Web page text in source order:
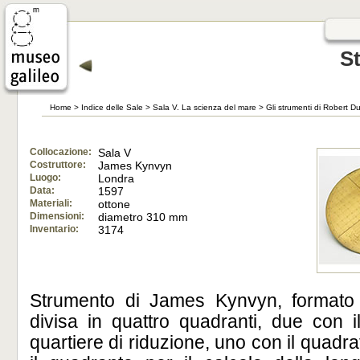
Home > Indice delle Sale > Sala V. La scienza del mare > Gli strumenti di Robert
Collocazione: Sala V
Costruttore: James Kynvyn
Luogo: Londra
Data: 1597
Materiali: ottone
Dimensioni: diametro 310 mm
Inventario: 3174
Strumento di James Kynvyn,
divisa in quattro quadranti, due con
quartiere di riduzione, uno con il